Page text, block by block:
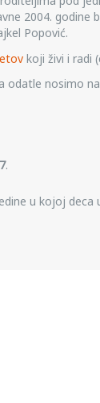
2004.
Popović.
koji živi i radi
nosimo
.
u kojoj deca